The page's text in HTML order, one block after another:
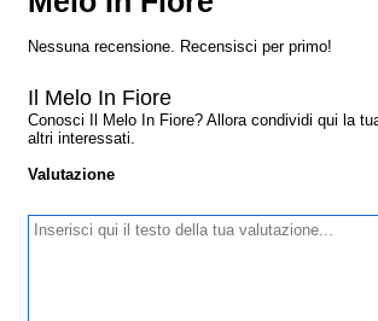
Nessuna recensione. Recensisci per primo!
Il Melo In Fiore
Conosci Il Melo In Fiore? Allora condividi qui la
altri interessati.
Valutazione